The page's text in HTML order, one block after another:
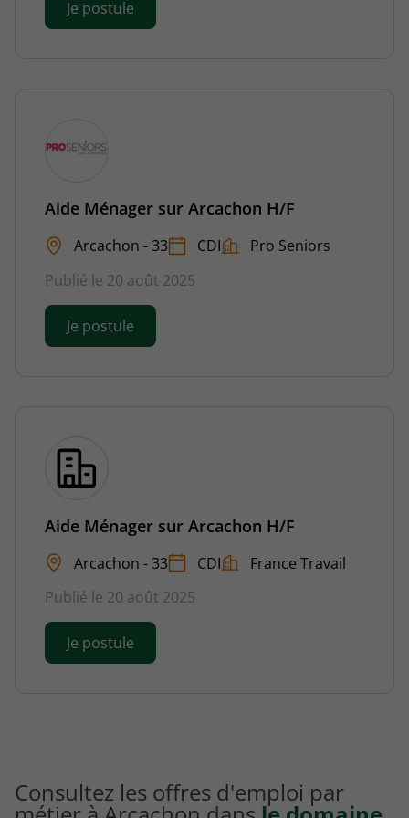
Je postule
Aide Ménager sur Arcachon H/F
Arcachon - 33 CDI
Pro Seniors
Publié le 20 août 2025
Je postule
Aide Ménager sur Arcachon H/F
Arcachon - 33 CDI
France Travail
Publié le 20 août 2025
Je postule
Consultez les offres d'emploi par